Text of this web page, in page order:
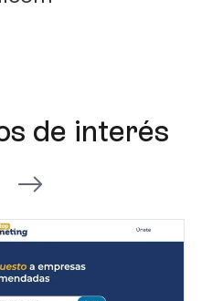
de interés